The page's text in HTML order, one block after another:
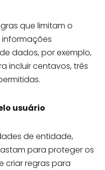
que limitam o
dados, por exemplo,
incluir centavos, três
usuário
de entidade,
para proteger os
criar regras para